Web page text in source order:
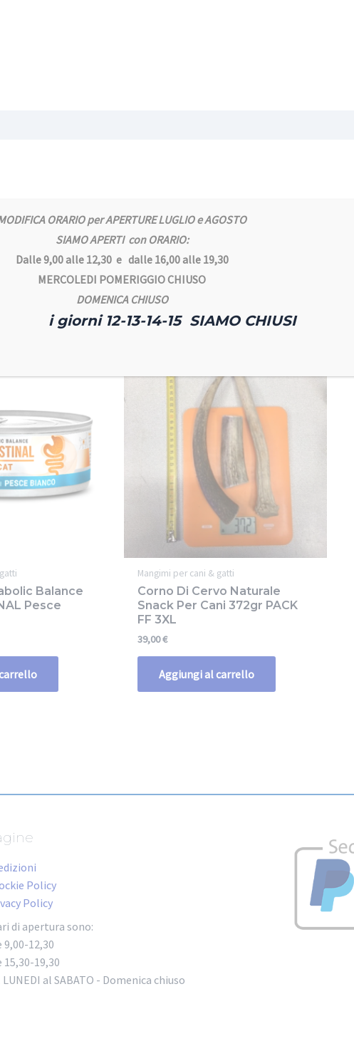
tuo Cagnucco.
Balance
Pesce
Mangimi per cani & gatti
Corno Di Cervo Naturale
Snack Per Cani 372gr PACK
FF 3XL
39,00€
Aggiungi al carrello
Policy
Policy
di apertura sono:
9,00-12,30
15,30-19,30
LUNEDI al SABATO - Domenica chiuso
ORARIO per APERTURE LUGLIO e AGOSTO
SIAMO APERTI con ORARIO:
Dalle 9,00 alle 12,30 e dalle 16,00 alle 19,30
MERCOLEDI POMERIGGIO CHIUSO
DOMENICA CHIUSO
i giorni 12-13-14-15 SIAMO CHIUSI